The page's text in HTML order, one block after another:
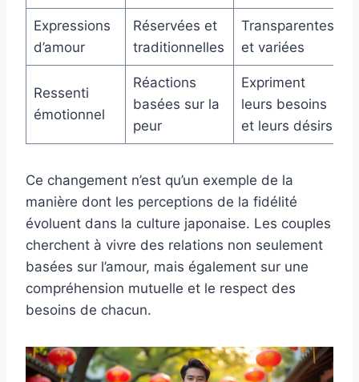
Expressions
d’amour
Réservées et
traditionnelles
Transparentes
et variées
Ressenti
émotionnel
Réactions
basées sur la
peur
Expriment
leurs besoins
et leurs désirs
Ce changement n’est qu’un exemple de la
manière dont les perceptions de la fidélité
évoluent dans la culture japonaise. Les couples
cherchent à vivre des relations non seulement
basées sur l’amour, mais également sur une
compréhension mutuelle et le respect des
besoins de chacun.